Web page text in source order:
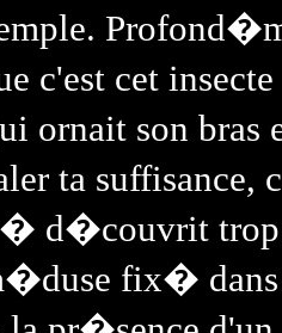
c'est cet
ornait son
ta
d�couvrit
fix� dans